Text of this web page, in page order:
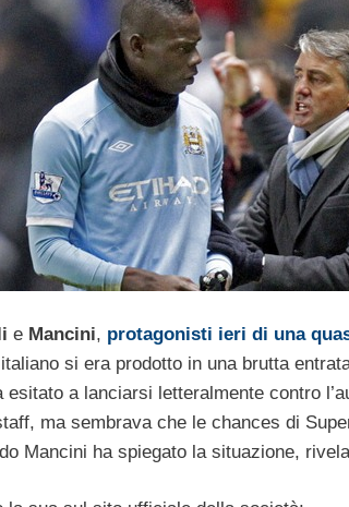
e Mancini, protagonisti ieri di una
si era prodotto in una brutta
a lanciarsi letteralmente contro
ma sembrava che le chances di
Mancini ha spiegato la situazione,